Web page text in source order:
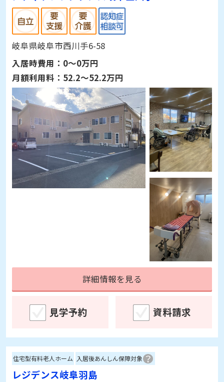
岐阜県岐阜市西川手6-58
入居時費用： 0～0万円
月額利用料： 52.2～52.2万円
詳細情報を見る
見学予約 資料請求
住宅型有料老人ホーム 入居後あんしん保障対象
レジデンス岐阜羽島